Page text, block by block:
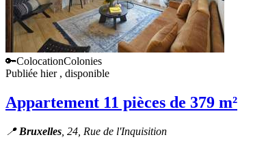
🔑ColocationColonies
Publiée hier , disponible
Appartement 11 pièces de 379 m²
📍 Bruxelles , 24, Rue de l'Inquisition